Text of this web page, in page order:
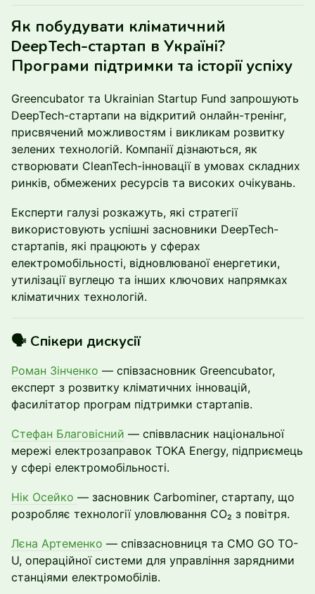
Як побудувати кліматичний
DeepTech-стартап в Україні?
Програми підтримки та історії успіху
Greencubator та Ukrainian Startup Fund запрошують
DeepTech-стартапи на відкритий онлайн-тренінг,
присвячений можливостям і викликам розвитку
зелених технологій. Компанії дізнаються, як
створювати СleanTech-інновації в умовах складних
ринків, обмежених ресурсів та високих очікувань.
Експерти галузі розкажуть, які стратегії
використовують успішні засновники DeepTech-
стартапів, які працюють у сферах
електромобільності, відновлюваної енергетики,
утилізації вуглецю та інших ключових напрямках
кліматичних технологій.
🗣️ Спікери дискусії
Роман Зінченко — співзасновник Greencubator,
експерт з розвитку кліматичних інновацій,
фасилітатор програм підтримки стартапів.
Стефан Благовісний — співвласник національної
мережі електрозаправок TOKA Energy, підприємець
у сфері електромобільності.
Нік Осейко — засновник Carbominer, стартапу, що
розробляє технології уловлювання CO₂ з повітря.
Лєна Артеменко — співзасновниця та CMO GO TO-
U, операційної системи для управління зарядними
станціями електромобілів.